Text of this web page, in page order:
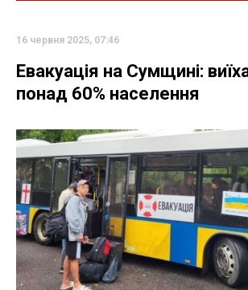
16 червня 2025, 07:46
Евакуація на Сумщині:
понад 60% населення